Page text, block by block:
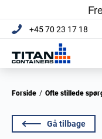
+45 70 23 17 18
Forside / Ofte stillede
Gå tilbage